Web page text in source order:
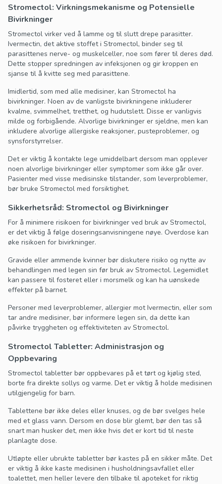
Stromectol: Virkningsmekanisme og Potensielle
Bivirkninger
Stromectol virker ved å lamme og til slutt drepe parasitter.
Ivermectin, det aktive stoffet i Stromectol, binder seg til
parasittenes nerve- og muskelceller, noe som fører til deres død.
Dette stopper spredningen av infeksjonen og gir kroppen en
sjanse til å kvitte seg med parasittene.
Imidlertid, som med alle medisiner, kan Stromectol ha
bivirkninger. Noen av de vanligste bivirkningene inkluderer
kvalme, svimmelhet, tretthet, og hudutslett. Disse er vanligvis
milde og forbigående. Alvorlige bivirkninger er sjeldne, men kan
inkludere alvorlige allergiske reaksjoner, pusteproblemer, og
synsforstyrrelser.
Det er viktig å kontakte lege umiddelbart dersom man opplever
noen alvorlige bivirkninger eller symptomer som ikke går over.
Pasienter med visse medisinske tilstander, som leverproblemer,
bør bruke Stromectol med forsiktighet.
Sikkerhetsråd: Stromectol og Bivirkninger
For å minimere risikoen for bivirkninger ved bruk av Stromectol,
er det viktig å følge doseringsanvisningene nøye. Overdose kan
øke risikoen for bivirkninger.
Gravide eller ammende kvinner bør diskutere risiko og nytte av
behandlingen med legen sin før bruk av Stromectol. Legemidlet
kan passere til fosteret eller i morsmelk og kan ha uønskede
effekter på barnet.
Personer med leverproblemer, allergier mot Ivermectin, eller som
tar andre medisiner, bør informere legen sin, da dette kan
påvirke tryggheten og effektiviteten av Stromectol.
Stromectol Tabletter: Administrasjon og
Oppbevaring
Stromectol tabletter bør oppbevares på et tørt og kjølig sted,
borte fra direkte sollys og varme. Det er viktig å holde medisinen
utilgjengelig for barn.
Tablettene bør ikke deles eller knuses, og de bør svelges hele
med et glass vann. Dersom en dose blir glemt, bør den tas så
snart man husker det, men ikke hvis det er kort tid til neste
planlagte dose.
Utløpte eller ubrukte tabletter bør kastes på en sikker måte. Det
er viktig å ikke kaste medisinen i husholdningsavfallet eller
toalettet, men heller levere den tilbake til apoteket for riktig